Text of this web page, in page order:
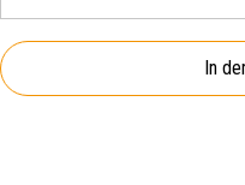
In